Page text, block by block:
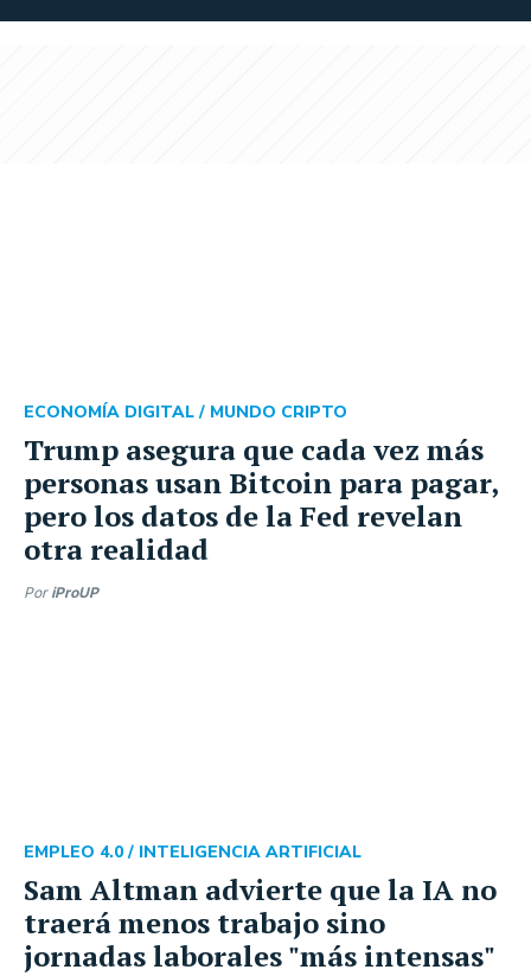
Trump asegura que cada vez más
personas usan Bitcoin para pagar,
pero los datos de la Fed revelan
otra realidad
ECONOMÍA DIGITAL / MUNDO CRIPTO
Por iProUP
Sam Altman advierte que la IA no
traerá menos trabajo sino
jornadas laborales "más intensas"
EMPLEO 4.0 / INTELIGENCIA ARTIFICIAL